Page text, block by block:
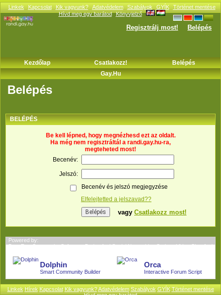
Linkek Kapcsolat Kik vagyunk? Adatvédelem Szabályok GYÍK
Történet mentése
Hívd meg egy barátod
Könyvjelző
Regisztrálj most! Belépés
Kezdőlap Csatlakozz!
Belépés
Gay.hu
Belépés
BELÉPÉS
Be kell lépned, hogy megnézhesd ezt az oldalt.
Ha még nem regisztráltál a randi.gay.hu-ra,
megteheted most!
Becenév:
Jelszó:
Becenév és jelszó megjegyzése
Elfelejtetted a jelszavad??
vagy Csatlakozz most!
Powered by:
BoonEx - Community Software; Dating And Social Networking Scripts; Video Chat And
Dolphin
Smart Community Builder
Orca
Interactive Forum Script
Linkek Hírek Kapcsolat Kik vagyunk? Adatvédelem Szabályok GYÍK Történet mentése